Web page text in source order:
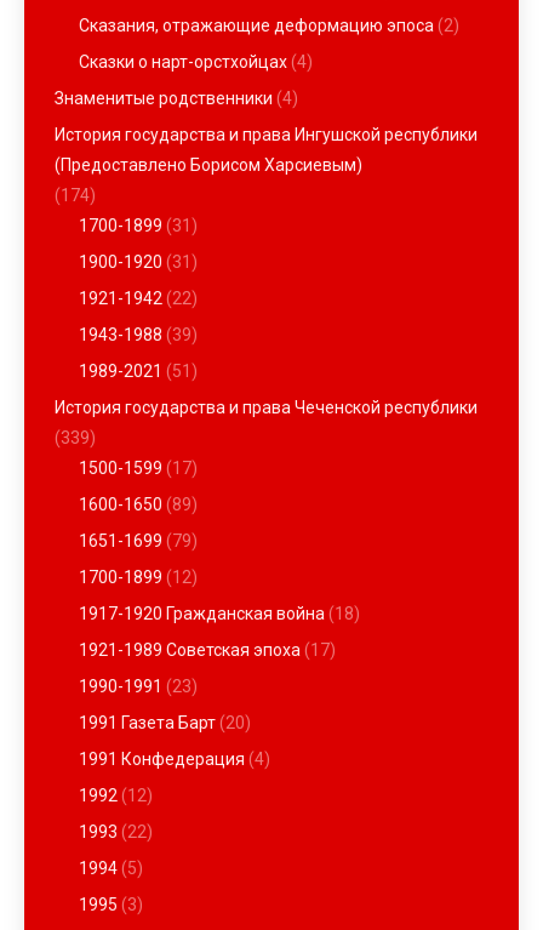
Сказания, отражающие деформацию эпоса (2)
Сказки о нарт-орстхойцах(4)
Знаменитые родственники (4)
История государства и права Ингушской республики
(Предоставлено Борисом Харсиевым)
(174)
1700-1899 (31)
1900-1920 (31)
1921-1942 (22)
1943-1988 (39)
1989-2021 (51)
История государства и права Чеченской республики
(339)
1500-1599 (17)
1600-1650 (89)
1651-1699 (79)
1700-1899 (12)
1917-1920 Гражданская война (18)
1921-1989 Советская эпоха (17)
1990-1991 (23)
1991 Газета Барт(20)
1991 Конфедерация (4)
1992 (12)
1993 (22)
1994(5)
1995 (3)